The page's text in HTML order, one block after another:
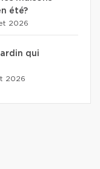
été?
2026
qui
2026